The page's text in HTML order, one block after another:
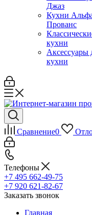
Джаз
Кухни
Прованс
кухни
Аксессуары
кухни
Сравнение0
Телефоны
+7 495 662-49-75
+7 920 621-82-67
Заказать звонок
Главная